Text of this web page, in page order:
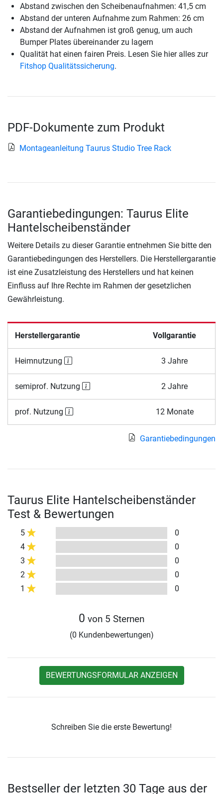
Abstand zwischen den Scheibenaufnahmen: 41,5 cm
Abstand der unteren Aufnahme zum Rahmen: 26 cm
Abstand der Aufnahmen ist groß genug, um auch
Bumper Plates übereinander zu lagern
Qualität hat einen fairen Preis. Lesen Sie hier alles zur
Fitshop Qualitätssicherung.
PDF-Dokumente zum Produkt
Montageanleitung Taurus Studio Tree Rack
Garantiebedingungen: Taurus Elite
Hantelscheibenständer
Weitere Details zu dieser Garantie entnehmen Sie bitte den
Garantiebedingungen des Herstellers. Die Herstellergarantie
ist eine Zusatzleistung des Herstellers und hat keinen
Einfluss auf Ihre Rechte im Rahmen der gesetzlichen
Gewährleistung.
Herstellergarantie Vollgarantie
Heimnutzung 3 Jahre
semiprof. Nutzung 2 Jahre
prof. Nutzung 12 Monate
Garantiebedingungen
Taurus Elite Hantelscheibenständer
Test & Bewertungen
5
0
4
0
3
0
2
0
1
0
0 von 5 Sternen
(0 Kundenbewertungen)
BEWERTUNGSFORMULAR ANZEIGEN
Schreiben Sie die erste Bewertung!
Bestseller der letzten 30 Tage aus der